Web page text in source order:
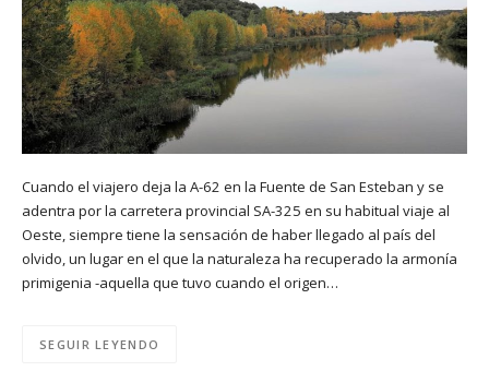
Cuando el viajero deja la A-62 en la Fuente de San Esteban y se
adentra por la carretera provincial SA-325 en su habitual viaje al
Oeste, siempre tiene la sensación de haber llegado al país del
olvido, un lugar en el que la naturaleza ha recuperado la armonía
primigenia -aquella que tuvo cuando el origen…
SEGUIR LEYENDO